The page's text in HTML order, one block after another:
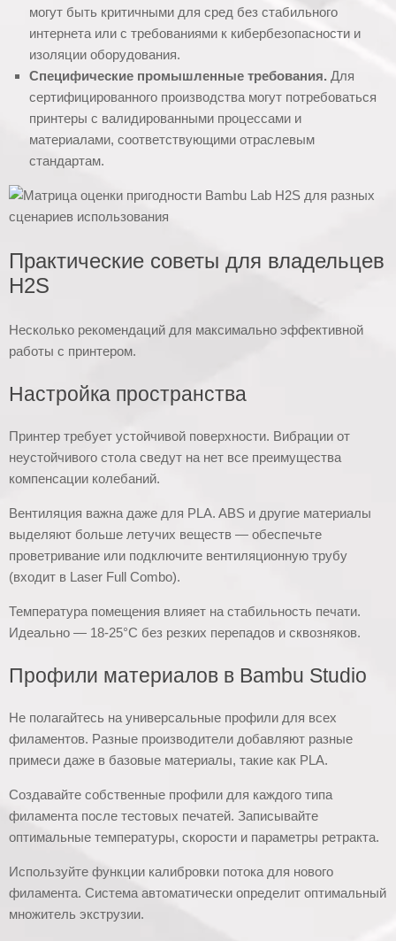
могут быть критичными для сред без стабильного
интернета или с требованиями к кибербезопасности и
изоляции оборудования.
Специфические промышленные требования. Для
сертифицированного производства могут потребоваться
принтеры с валидированными процессами и
материалами, соответствующими отраслевым
стандартам.
Практические советы для владельцев
H2S
Несколько рекомендаций для максимально эффективной
работы с принтером.
Настройка пространства
Принтер требует устойчивой поверхности. Вибрации от
неустойчивого стола сведут на нет все преимущества
компенсации колебаний.
Вентиляция важна даже для PLA. ABS и другие материалы
выделяют больше летучих веществ — обеспечьте
проветривание или подключите вентиляционную трубу
(входит в Laser Full Combo).
Температура помещения влияет на стабильность печати.
Идеально — 18-25°C без резких перепадов и сквозняков.
Профили материалов в Bambu Studio
Не полагайтесь на универсальные профили для всех
филаментов. Разные производители добавляют разные
примеси даже в базовые материалы, такие как PLA.
Создавайте собственные профили для каждого типа
филамента после тестовых печатей. Записывайте
оптимальные температуры, скорости и параметры ретракта.
Используйте функции калибровки потока для нового
филамента. Система автоматически определит оптимальный
множитель экструзии.